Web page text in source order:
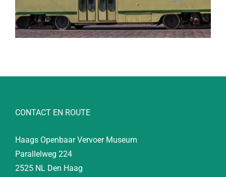
CONTACT EN ROUTE
Haags Openbaar Vervoer Museum
Parallelweg 224
2525 NL Den Haag